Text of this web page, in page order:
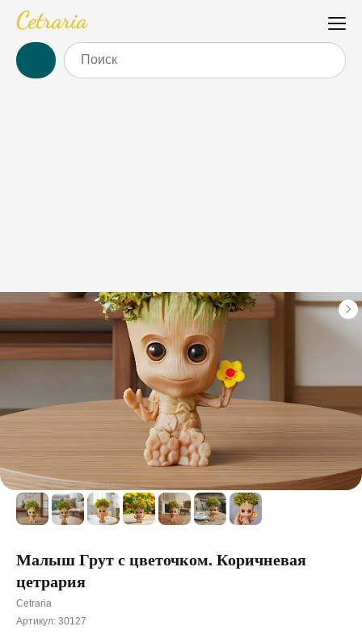
Малыш Грут с цветочком. Коричневая
цетрария
Cetraria
Артикул: 30127